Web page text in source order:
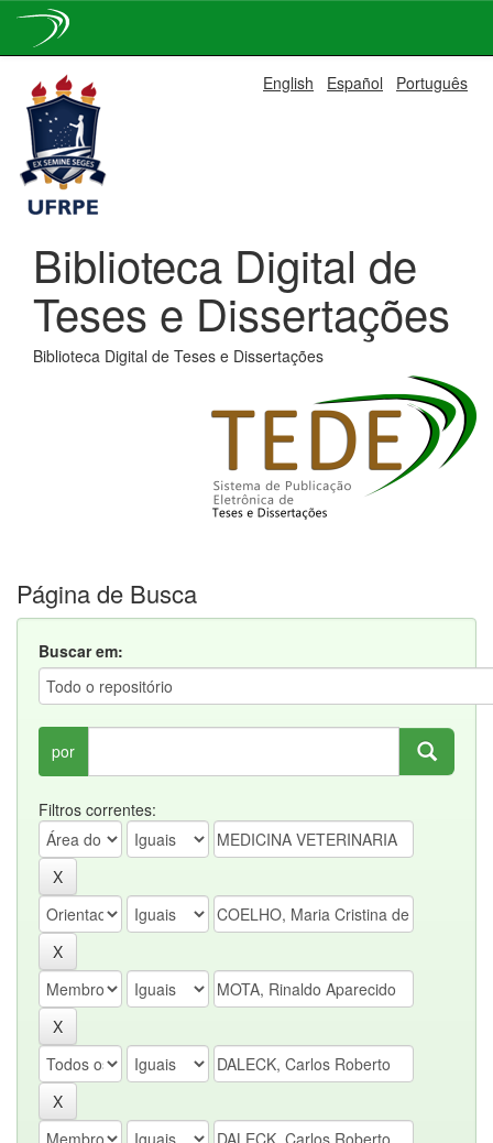
navigation
English Español Português
Biblioteca Digital de
Teses e Dissertações
Biblioteca Digital de Teses e Dissertações
Página de Busca
Buscar em:
por
Filtros correntes: